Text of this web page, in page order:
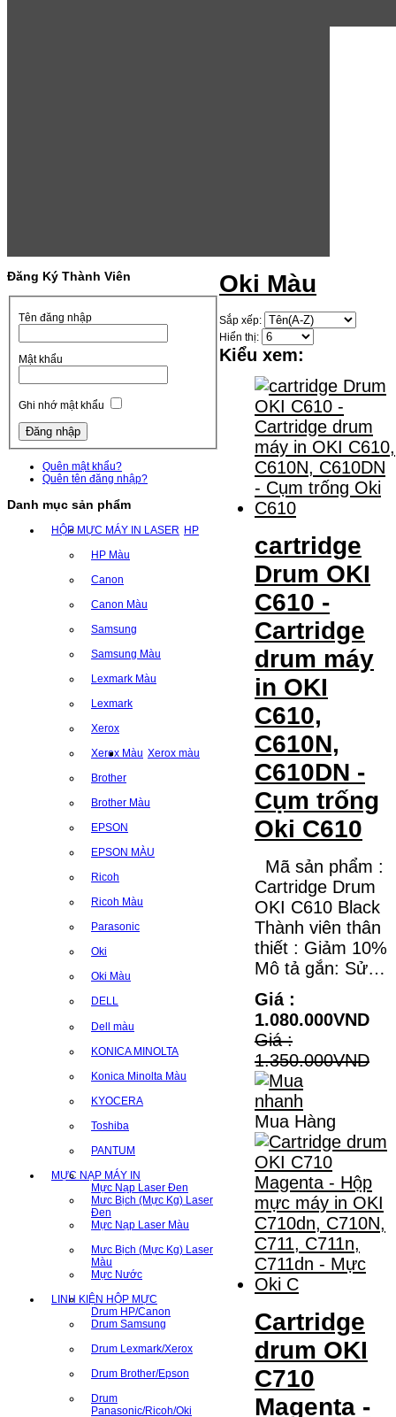
Đăng Ký Thành Viên
Tên đăng nhập
Mật khẩu
Ghi nhớ mật khẩu
Quên mật khẩu?
Quên tên đăng nhập?
Danh mục sản phẩm
HỘP MỰC MÁY IN LASER HP
HP Màu
Canon
Canon Màu
Samsung
Samsung Màu
Lexmark Màu
Lexmark
Xerox
Xerox Màu Xerox màu
Brother
Brother Màu
EPSON
EPSON MÀU
Ricoh
Ricoh Màu
Parasonic
Oki
Oki Màu
DELL
Dell màu
KONICA MINOLTA
Konica Minolta Màu
KYOCERA
Toshiba
PANTUM
MỰC NẠP MÁY IN
Mực Nạp Laser Đen
Mưc Bịch (Mực Kg) Laser
Đen
Mực Nạp Laser Màu
Mưc Bịch (Mực Kg) Laser
Màu
Mực Nước
LINH KIỆN HỘP MỰC
Drum HP/Canon
Drum Samsung
Drum Lexmark/Xerox
Drum Brother/Epson
Drum
Panasonic/Ricoh/Oki
Oki Màu
Sắp xếp:
Hiển thị:
Kiểu xem:
cartridge
Drum OKI
C610 -
Cartridge
drum máy
in OKI
C610,
C610N,
C610DN -
Cụm trống
Oki C610
Mã sản phẩm :
Cartridge Drum
OKI C610 Black
Thành viên thân
thiết : Giảm 10%
Mô tả gắn: Sử…
Giá :
1.080.000VND
Giá :
1.350.000VND
Mua Hàng
Cartridge
drum OKI
C710
Magenta -